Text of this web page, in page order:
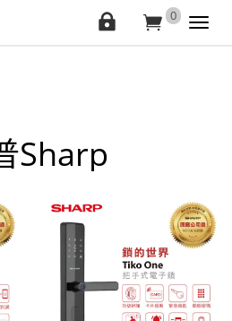
購 0
會
Sharp